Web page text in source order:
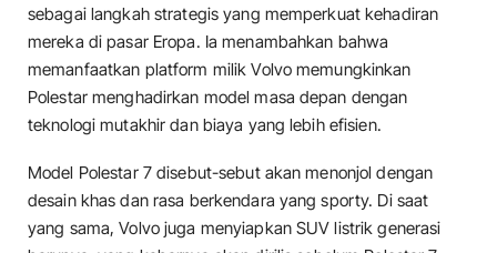
sebagai langkah strategis yang memperkuat kehadiran
mereka di pasar Eropa. Ia menambahkan bahwa
memanfaatkan platform milik Volvo memungkinkan
Polestar menghadirkan model masa depan dengan
teknologi mutakhir dan biaya yang lebih efisien.
Model Polestar 7 disebut-sebut akan menonjol dengan
desain khas dan rasa berkendara yang sporty. Di saat
yang sama, Volvo juga menyiapkan SUV listrik generasi